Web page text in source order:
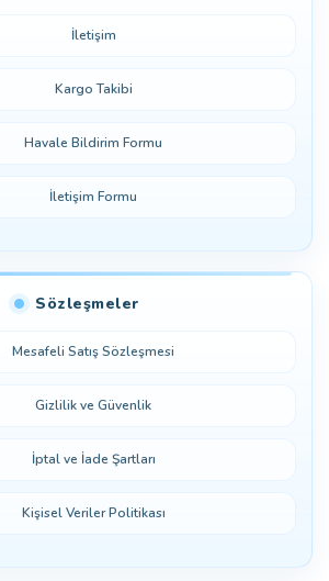
İletişim
Kargo Takibi
Havale Bildirim Formu
İletişim Formu
Sözleşmeler
Mesafeli Satış Sözleşmesi
Gizlilik ve Güvenlik
İptal ve İade Şartları
Kişisel Veriler Politikası